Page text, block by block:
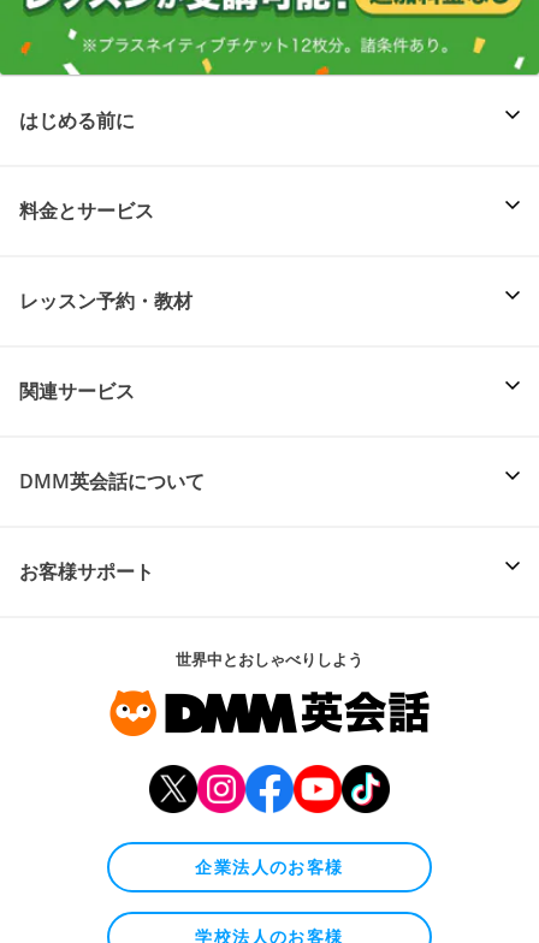
はじめる前に
料金とサービス
レッスン予約・教材
関連サービス
DMM英会話について
お客様サポート
世界中とおしゃべりしよう
企業法人のお客様
学校法人のお客様